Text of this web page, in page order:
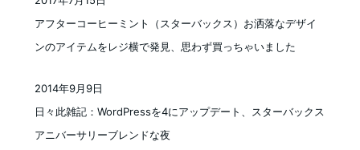
アフターコーヒーミント（スターバックス）お洒落なデザイ
ンのアイテムをレジ横で発見、思わず買っちゃいました
日々此雑記：WordPressを4にアップデート、スターバックス
アニバーサリーブレンドな夜
2014年9月9日